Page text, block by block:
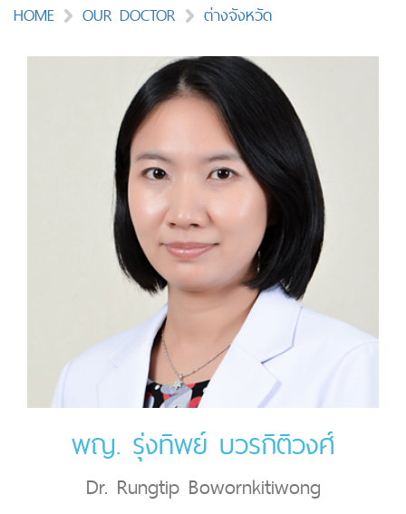
HOME OUR DOCTOR ต่างจังหวัด
พญ. รุ่งทิพย์ บวรกิติวงศ์
Dr. Rungtip Bowornkitiwong